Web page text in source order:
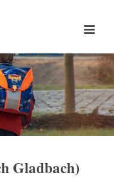
Gladbach)